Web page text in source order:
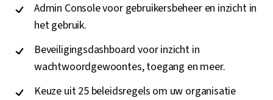
Admin Console voor gebruikersbeheer en inzicht in
het gebruik.
Beveiligingsdashboard voor inzicht in
wachtwoordgewoontes, toegang en meer.
Keuze uit 25 beleidsregels om uw organisatie